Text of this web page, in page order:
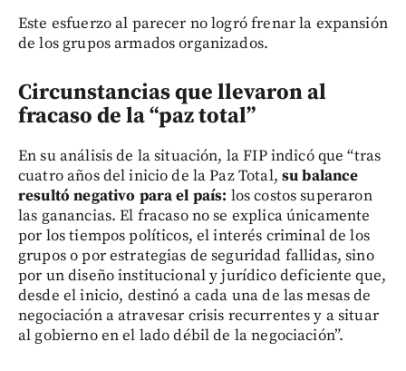
Este esfuerzo al parecer no logró frenar la expansión
de los grupos armados organizados.
Circunstancias que llevaron al
fracaso de la “paz total”
En su análisis de la situación, la FIP indicó que “tras
cuatro años del inicio de la Paz Total, su balance
resultó negativo para el país: los costos superaron
las ganancias. El fracaso no se explica únicamente
por los tiempos políticos, el interés criminal de los
grupos o por estrategias de seguridad fallidas, sino
por un diseño institucional y jurídico deficiente que,
desde el inicio, destinó a cada una de las mesas de
negociación a atravesar crisis recurrentes y a situar
al gobierno en el lado débil de la negociación”.